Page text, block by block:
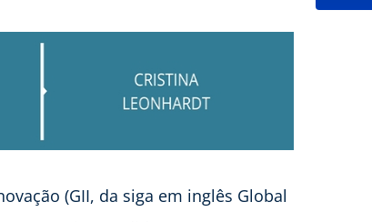
(GII, da siga em inglês Global